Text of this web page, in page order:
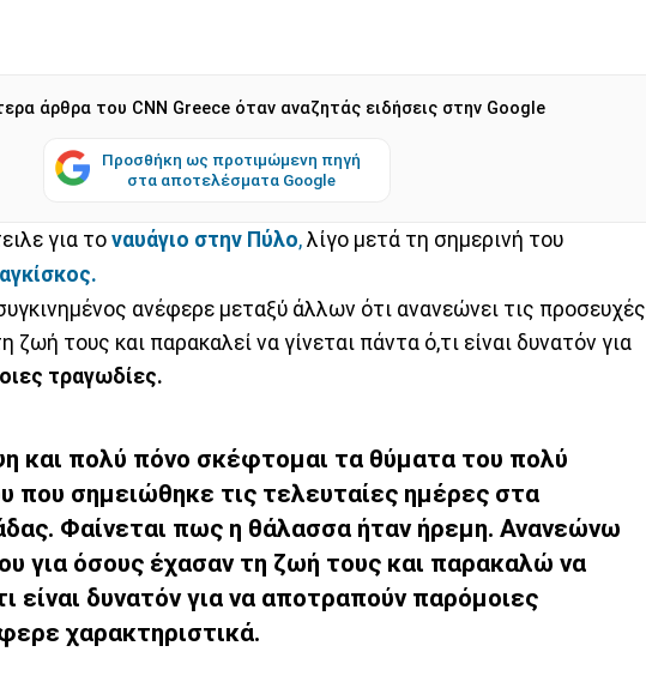
άρθρα του CNN Greece όταν αναζητάς ειδήσεις στην Google
Προσθήκη ως προτιμώμενη πηγή
στα αποτελέσματα Google
για τοναυάγιο στην Πύλο, λίγο μετά τη σημερινή του
ανέφερε μεταξύ άλλων ότι ανανεώνει τις προσευχές
ζωή τους και παρακαλεί να γίνεται πάντα ό,τι είναι δυνατόν για
τραγωδίες.
και πολύ πόνο σκέφτομαι τα θύματα του πολύ
που σημειώθηκε τις τελευταίες ημέρες στα
Φαίνεται πως η θάλασσα ήταν ήρεμη. Ανανεώνω
για όσους έχασαν τη ζωή τους και παρακαλώ να
είναι δυνατόν για να αποτραπούν παρόμοιες
χαρακτηριστικά.